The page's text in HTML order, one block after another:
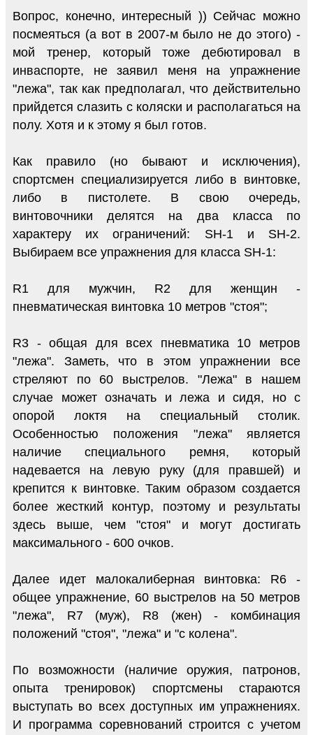
Вопрос, конечно, интересный )) Сейчас можно
посмеяться (а вот в 2007-м было не до этого) -
мой тренер, который тоже дебютировал в
инваспорте, не заявил меня на упражнение
"лежа", так как предполагал, что действительно
прийдется слазить с коляски и располагаться на
полу. Хотя и к этому я был готов.
Как правило (но бывают и исключения),
спортсмен специализируется либо в винтовке,
либо в пистолете. В свою очередь,
винтовочники делятся на два класса по
характеру их ограничений: SH-1 и SH-2.
Выбираем все упражнения для класса SH-1:
R1 для мужчин, R2 для женщин -
пневматическая винтовка 10 метров "стоя";
R3 - общая для всех пневматика 10 метров
"лежа". Заметь, что в этом упражнении все
стреляют по 60 выстрелов. "Лежа" в нашем
случае может означать и лежа и сидя, но с
опорой локтя на специальный столик.
Особенностью положения "лежа" является
наличие специального ремня, который
надевается на левую руку (для правшей) и
крепится к винтовке. Таким образом создается
более жесткий контур, поэтому и результаты
здесь выше, чем "стоя" и могут достигать
максимального - 600 очков.
Далее идет малокалиберная винтовка: R6 -
общее упражнение, 60 выстрелов на 50 метров
"лежа", R7 (муж), R8 (жен) - комбинация
положений "стоя", "лежа" и "с колена".
По возможности (наличие оружия, патронов,
опыта тренировок) спортсмены стараются
выступать во всех доступных им упражнениях.
И программа соревнований строится с учетом